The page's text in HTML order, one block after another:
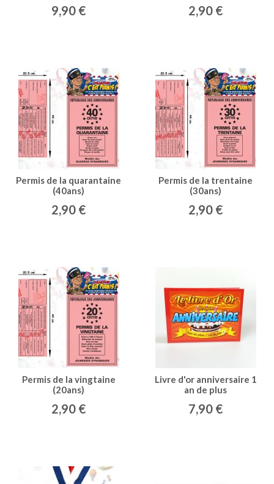
9,90 € 2,90 €
Permis de la quarantaine
(40ans)
2,90 €
Permis de la trentaine
(30ans)
2,90 €
Permis de la vingtaine
(20ans)
2,90 €
Livre d'or anniversaire 1
an de plus
7,90 €